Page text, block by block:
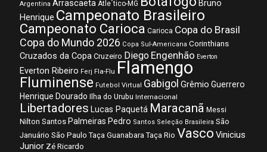
Argentina Arrascaeta Atle´tico-MG
Bruno
Henrique Campeonato Brasileiro
Campeonato Carioca Carioca Copa do Brasil
Copa do Mundo 2026 Copa Sul-Americana Corinthians
Cruzados da Copa Cruzeiro Diego Engenhão Everton
Everton Ribeiro Ferj Fla-Flu Flamengo
Fluminense Futebol Virtual Gabigol Grêmio Guerrero
Henrique Dourado Ilha do Urubu Internacional
Libertadores Lucas Paquetá Maracanã Messi
Nilton Santos Palmeiras Pedro Santos Seleção Brasileira São
Januário São Paulo Taça Guanabara Taça Rio Vasco Vinicius
Junior Zé Ricardo